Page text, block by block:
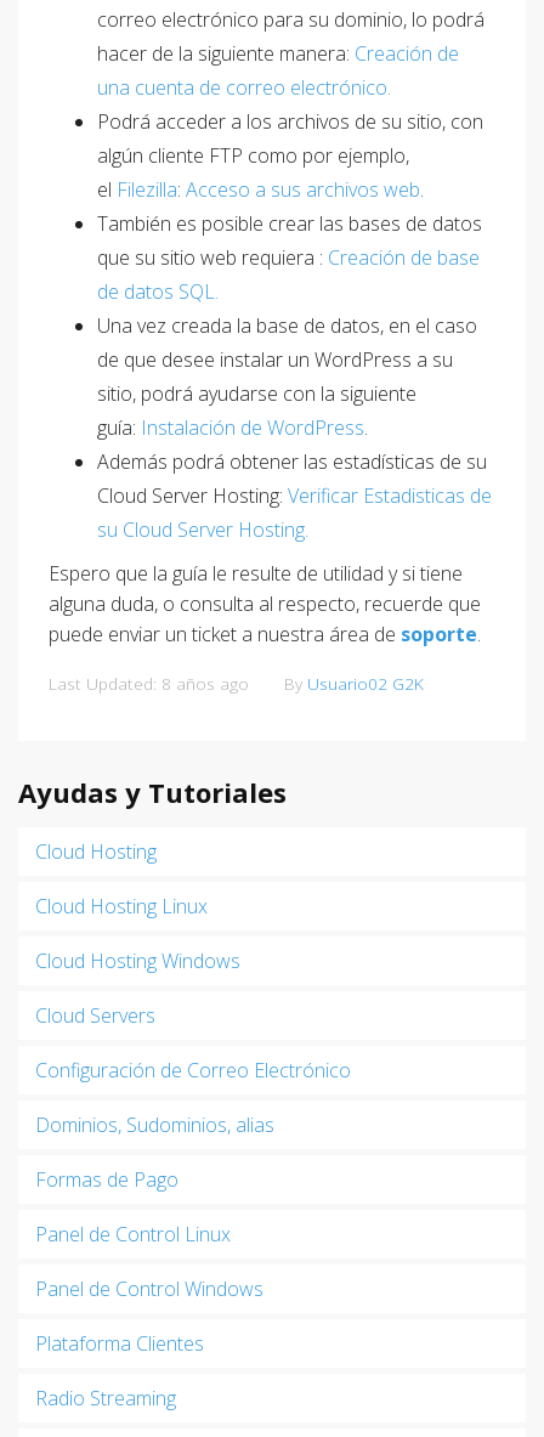
correo electrónico para su dominio, lo podrá
hacer de la siguiente manera: Creación de
una cuenta de correo electrónico.
Podrá acceder a los archivos de su sitio, con
algún cliente FTP como por ejemplo,
el Filezilla: Acceso a sus archivos web.
También es posible crear las bases de datos
que su sitio web requiera : Creación de base
de datos SQL.
Una vez creada la base de datos, en el caso
de que desee instalar un WordPress a su
sitio, podrá ayudarse con la siguiente
guía: Instalación de WordPress.
Además podrá obtener las estadísticas de su
Cloud Server Hosting: Verificar Estadisticas de
su Cloud Server Hosting.
Espero que la guía le resulte de utilidad y si tiene
alguna duda, o consulta al respecto, recuerde que
puede enviar un ticket a nuestra área de soporte.
Last Updated: 8 años ago By Usuario02 G2K
Ayudas y Tutoriales
Cloud Hosting
Cloud Hosting Linux
Cloud Hosting Windows
Cloud Servers
Configuración de Correo Electrónico
Dominios, Sudominios, alias
Formas de Pago
Panel de Control Linux
Panel de Control Windows
Plataforma Clientes
Radio Streaming